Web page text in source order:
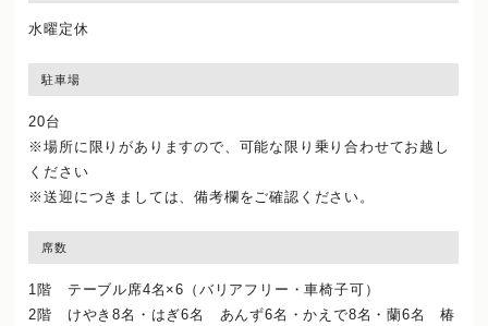
水曜定休
駐車場
20台
※場所に限りがありますので、可能な限り乗り合わせてお越し
ください
※送迎につきましては、備考欄をご確認ください。
席数
1階 テーブル席4名×6（バリアフリー・車椅子可）
2階 けやき8名・はぎ6名 あんず6名・かえで8名・蘭6名 椿